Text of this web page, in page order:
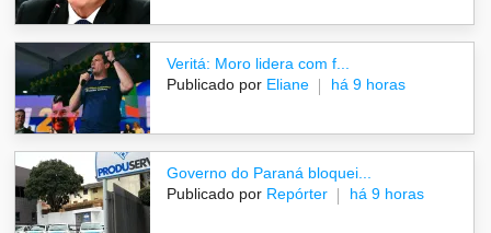
Veritá: Moro lidera com f...
Publicado por Eliane há 9 horas
Governo do Paraná bloquei...
Publicado por Repórter há 9 horas